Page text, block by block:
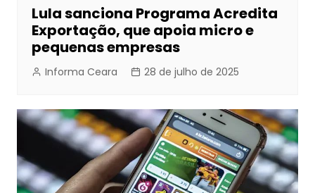
Lula sanciona Programa Acredita
Exportação, que apoia micro e
pequenas empresas
Informa Ceara 28 de julho de 2025